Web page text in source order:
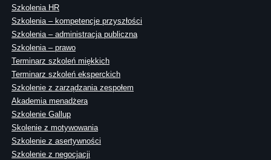
Szkolenia HR
Szkolenia – kompetencje przyszłości
Szkolenia – administracja publiczna
Szkolenia – prawo
Terminarz szkoleń miękkich
Terminarz szkoleń eksperckich
Szkolenie z zarządzania zespołem
Akademia menadżera
Szkolenie Gallup
Skolenie z motywowania
Szkolenie z asertywności
Szkolenie z negocjacji